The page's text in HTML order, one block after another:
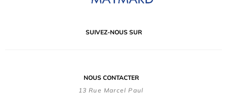
SUIVEZ-NOUS SUR
NOUS CONTACTER
13 Rue Marcel Paul